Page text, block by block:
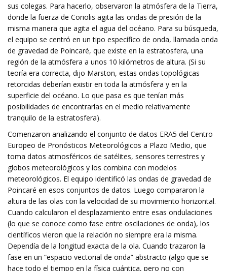
sus colegas. Para hacerlo, observaron la atmósfera de la Tierra,
donde la fuerza de Coriolis agita las ondas de presión de la
misma manera que agita el agua del océano. Para su búsqueda,
el equipo se centró en un tipo específico de onda, llamada onda
de gravedad de Poincaré, que existe en la estratosfera, una
región de la atmósfera a unos 10 kilómetros de altura. (Si su
teoría era correcta, dijo Marston, estas ondas topológicas
retorcidas deberían existir en toda la atmósfera y en la
superficie del océano. Lo que pasa es que tenían más
posibilidades de encontrarlas en el medio relativamente
tranquilo de la estratosfera).
Comenzaron analizando el conjunto de datos ERA5 del Centro
Europeo de Pronósticos Meteorológicos a Plazo Medio, que
toma datos atmosféricos de satélites, sensores terrestres y
globos meteorológicos y los combina con modelos
meteorológicos. El equipo identificó las ondas de gravedad de
Poincaré en esos conjuntos de datos. Luego compararon la
altura de las olas con la velocidad de su movimiento horizontal.
Cuando calcularon el desplazamiento entre esas ondulaciones
(lo que se conoce como fase entre oscilaciones de onda), los
científicos vieron que la relación no siempre era la misma.
Dependía de la longitud exacta de la ola. Cuando trazaron la
fase en un “espacio vectorial de onda” abstracto (algo que se
hace todo el tiempo en la física cuántica, pero no con